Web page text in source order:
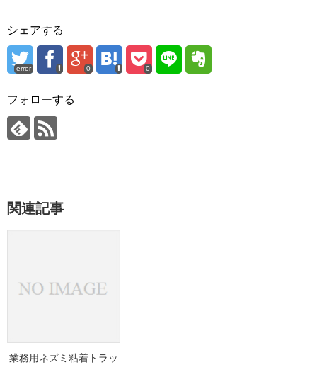
シェアする
error 0 0
フォローする
関連記事
業務用ネズミ粘着トラッ